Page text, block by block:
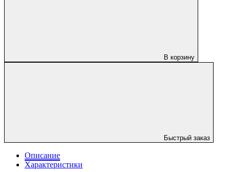
В корзину
Быстрый заказ
Описание
Характеристики